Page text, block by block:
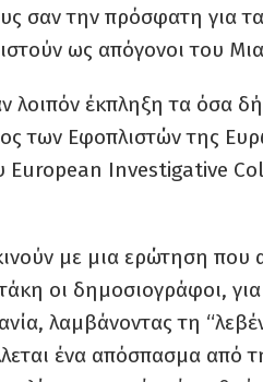
σαν την πρόσφατη για
ως απόγονοι του
λοιπόν έκπληξη τα όσα
των Εφοπλιστών της
European Investigative
με μια ερώτηση που
οι δημοσιογράφοι,
λαμβάνοντας τη
ένα απόσπασμα από